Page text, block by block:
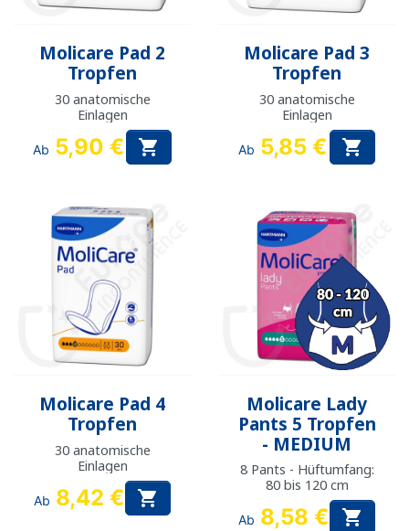
Molicare Pad 2
Tropfen
30 anatomische
Einlagen
Ab 5,90 € 
Molicare Pad 3
Tropfen
30 anatomische
Einlagen
Ab 5,85 € 
Molicare Pad 4
Tropfen
30 anatomische
Einlagen
Ab 8,42 € 
Molicare Lady
Pants 5 Tropfen
- MEDIUM
8 Pants - Hüftumfang:
80 bis 120 cm
Ab 8,58 € 